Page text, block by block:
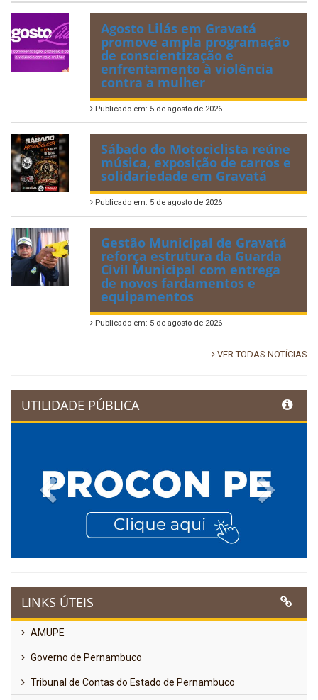
Agosto Lilás em Gravatá
promove ampla programação
de conscientização e
enfrentamento à violência
contra a mulher
Publicado em: 5 de agosto de 2026
Sábado do Motociclista reúne
música, exposição de carros e
solidariedade em Gravatá
Publicado em: 5 de agosto de 2026
Gestão Municipal de Gravatá
reforça estrutura da Guarda
Civil Municipal com entrega
de novos fardamentos e
equipamentos
Publicado em: 5 de agosto de 2026
VER TODAS NOTÍCIAS
UTILIDADE PÚBLICA
Previous
LINKS ÚTEIS
AMUPE
Governo de Pernambuco
Tribunal de Contas do Estado de Pernambuco